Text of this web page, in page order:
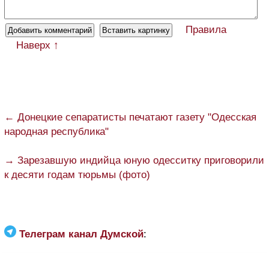
Правила
Наверх ↑
← Донецкие сепаратисты печатают газету "Одесская
народная республика"
→ Зарезавшую индийца юную одесситку приговорили
к десяти годам тюрьмы (фото)
Телеграм канал Думской: